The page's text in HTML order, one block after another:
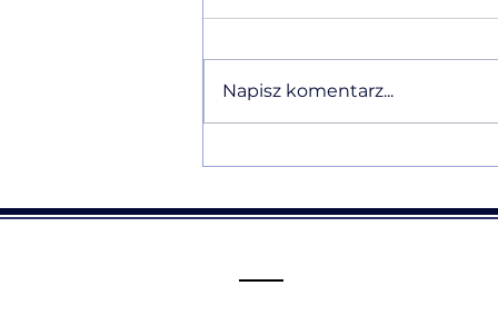
Traumie Straty i ałobie po
Napisz komentarz...